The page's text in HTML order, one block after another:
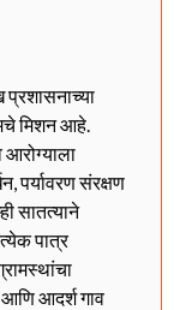
प्रशासनाच्या
मिशन आहे.
पर्यावरण संरक्षण
सातत्याने
पात्र
आदर्श गाव